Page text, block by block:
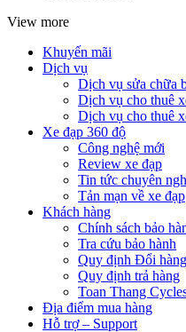
View more
Khuyến mãi
Dịch vụ
Dịch vụ sửa chữa
Dịch vụ cho thuê
Dịch vụ cho thuê
Xe đạp 360 độ
Công nghệ mới
Review xe đạp
Tin tức chuyên
Tản mạn về xe đạp
Khách hàng
Chính sách bảo
Tra cứu bảo hành
Quy định Đổi hàng
Quy định trả hàng
Toan Thang
Địa điểm mua hàng
Hỗ trợ – Support